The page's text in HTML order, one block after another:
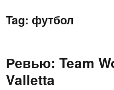
Tag: футбол
Ревью: Team
Valletta